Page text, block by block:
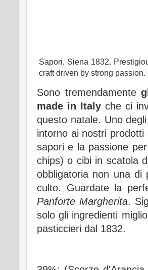
Sapori, Siena 1832.
craft driven by strong
Sono tremendamente
made in Italy che ci
questo natale. Uno
intorno ai nostri
sapori e la passione
chips) o cibi in scatola
obbligatoria non una di
culto. Guardate la
Panforte Margherita.
solo gli ingredienti
pasticcieri dal 1832.